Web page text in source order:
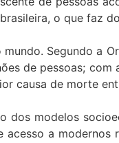
o que faz
Segundo a
de pessoas; com
causa de morte
dos modelos
a modernos